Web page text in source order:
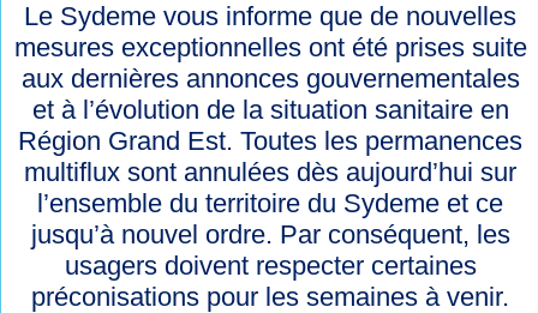
Le Sydeme vous informe que de nouvelles
mesures exceptionnelles ont été prises suite
aux dernières annonces gouvernementales
et à l’évolution de la situation sanitaire en
Région Grand Est. Toutes les permanences
multiflux sont annulées dès aujourd’hui sur
l’ensemble du territoire du Sydeme et ce
jusqu’à nouvel ordre. Par conséquent, les
usagers doivent respecter certaines
préconisations pour les semaines à venir.